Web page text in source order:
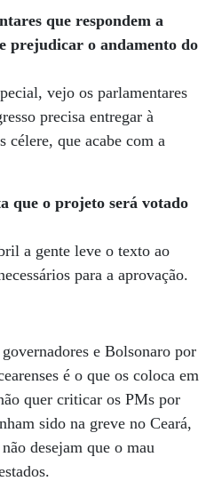
que respondem a
prejudicar o andamento do
vejo os parlamentares
precisa entregar à
célere, que acabe com a
que o projeto será votado
a gente leve o texto ao
para a aprovação.
e Bolsonaro por
é o que os coloca em
quer criticar os PMs por
sido na greve no Ceará,
desejam que o mau